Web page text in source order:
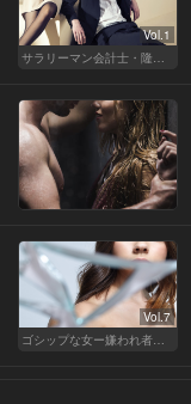
Vol.1
サラリーマン会計士・隆一の迷い
Vol.7
ゴシップな女ー嫌われ者のカレンが死んだー